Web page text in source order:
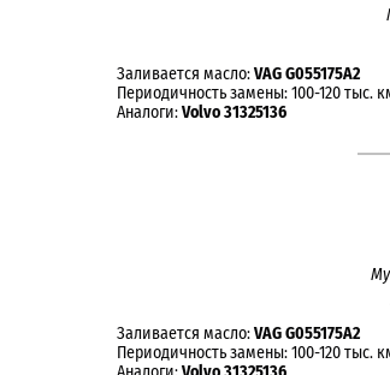
Заливается масло:VAG G055175A2
Периодичность замены: 100-120 тыс.
Аналоги:Volvo 31325136
Заливается масло:VAG G055175A2
Периодичность замены: 100-120 тыс.